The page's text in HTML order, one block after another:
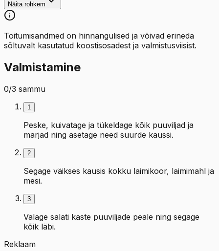
Näita rohkem
Toitumisandmed on hinnangulised ja võivad erineda
sõltuvalt kasutatud koostisosadest ja valmistusviisist.
Valmistamine
0/3 sammu
1
Peske, kuivatage ja tükeldage kõik puuviljad ja
marjad ning asetage need suurde kaussi.
2
Segage väikses kausis kokku laimikoor, laimimahl ja
mesi.
3
Valage salati kaste puuviljade peale ning segage
kõik läbi.
Reklaam